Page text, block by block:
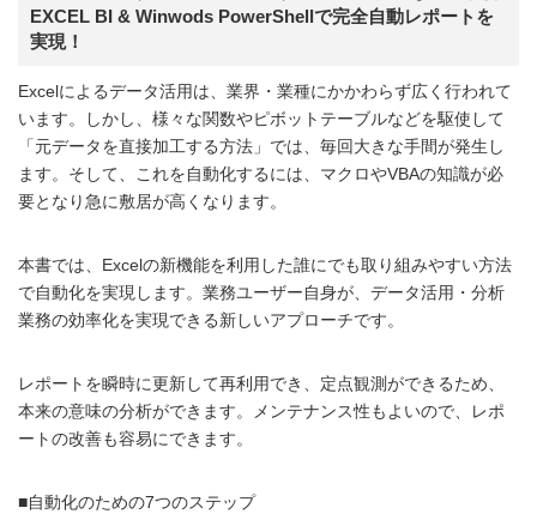
EXCEL BI & Winwods PowerShellで完全自動レポートを
実現！
Excelによるデータ活用は、業界・業種にかかわらず広く行われて
います。しかし、様々な関数やピボットテーブルなどを駆使して
「元データを直接加工する方法」では、毎回大きな手間が発生し
ます。そして、これを自動化するには、マクロやVBAの知識が必
要となり急に敷居が高くなります。
本書では、Excelの新機能を利用した誰にでも取り組みやすい方法
で自動化を実現します。業務ユーザー自身が、データ活用・分析
業務の効率化を実現できる新しいアプローチです。
レポートを瞬時に更新して再利用でき、定点観測ができるため、
本来の意味の分析ができます。メンテナンス性もよいので、レポ
ートの改善も容易にできます。
■自動化のための7つのステップ